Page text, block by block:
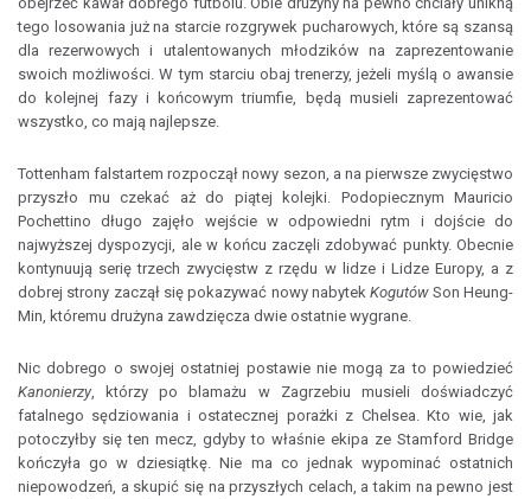
tego losowania już na starcie rozgrywek pucharowych, które są szansą
dla rezerwowych i utalentowanych młodzików na zaprezentowanie
swoich możliwości. W tym starciu obaj trenerzy, jeżeli myślą o awansie
do kolejnej fazy i końcowym triumfie, będą musieli zaprezentować
wszystko, co mają najlepsze.
Tottenham falstartem rozpoczął nowy sezon, a na pierwsze zwycięstwo
przyszło mu czekać aż do piątej kolejki. Podopiecznym Mauricio
Pochettino długo zajęło wejście w odpowiedni rytm i dojście do
najwyższej dyspozycji, ale w końcu zaczęli zdobywać punkty. Obecnie
kontynuują serię trzech zwycięstw z rzędu w lidze i Lidze Europy, a z
dobrej strony zaczął się pokazywać nowy nabytekKogutówSon Heung-
Min, któremu drużyna zawdzięcza dwie ostatnie wygrane.
Nic dobrego o swojej ostatniej postawie nie mogą za to powiedzieć
Kanonierzy, którzy po blamażu w Zagrzebiu musieli doświadczyć
fatalnego sędziowania i ostatecznej porażki z Chelsea. Kto wie, jak
potoczyłby się ten mecz, gdyby to właśnie ekipa ze Stamford Bridge
kończyła go w dziesiątkę. Nie ma co jednak wypominać ostatnich
niepowodzeń, a skupić się na przyszłych celach, a takim na pewno jest